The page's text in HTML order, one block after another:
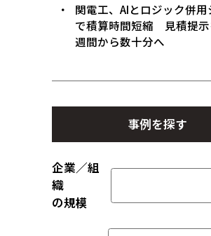
関電工、AIとロジック併用
で積算時間短縮 見積提示
週間から数十分へ
事例を探す
企業／組
織
の規模